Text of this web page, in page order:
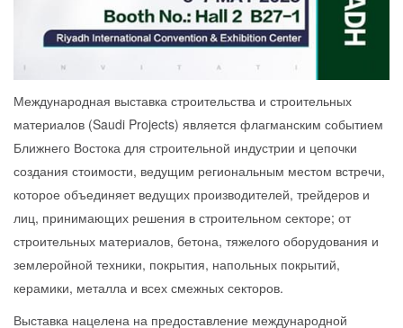
Международная выставка строительства и строительных
материалов (Saudi Projects) является флагманским событием
Ближнего Востока для строительной индустрии и цепочки
создания стоимости, ведущим региональным местом встречи,
которое объединяет ведущих производителей, трейдеров и
лиц, принимающих решения в строительном секторе; от
строительных материалов, бетона, тяжелого оборудования и
землеройной техники, покрытия, напольных покрытий,
керамики, металла и всех смежных секторов.
Выставка нацелена на предоставление международной